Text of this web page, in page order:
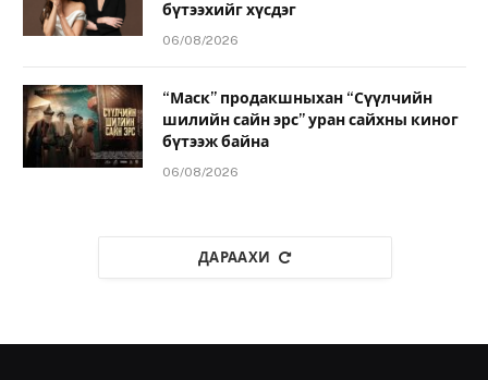
бүтээхийг хүсдэг
06/08/2026
“Маск” продакшныхан “Сүүлчийн
шилийн сайн эрс” уран сайхны киног
бүтээж байна
06/08/2026
ДАРААХИ